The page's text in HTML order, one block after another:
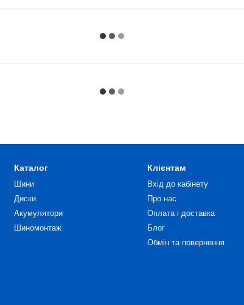
Каталог
Шини
Диски
Акумулятори
Шиномонтаж
Клієнтам
Вхід до кабінету
Про нас
Оплата і доставка
Блог
Обмін та повернення